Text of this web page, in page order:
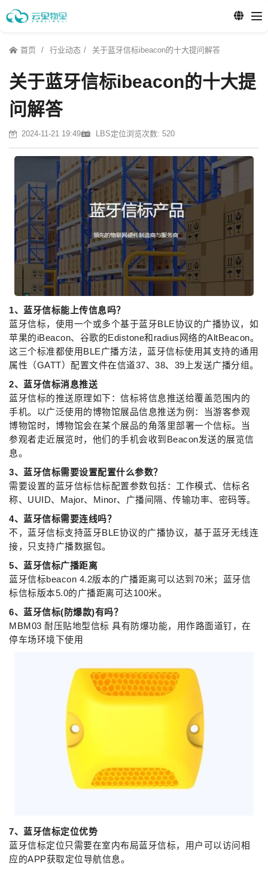
首页 行业动态 关于蓝牙信标ibeacon的十大提问解答
关于蓝牙信标ibeacon的十大提
问解答
2024-11-21 19:49 LBS定位浏览次数: 520
1、蓝牙信标能上传信息吗？
蓝牙信标，使用一个或多个基于蓝牙BLE协议的广播协议，如
苹果的iBeacon、谷歌的Edistone和radius网络的AltBeacon。
这三个标准都使用BLE广播方法，蓝牙信标使用其支持的通用
属性（GATT）配置文件在信道37、38、39上发送广播分组。
2、蓝牙信标消息推送
蓝牙信标的推送原理如下：信标将信息推送给覆盖范围内的
手机。以广泛使用的博物馆展品信息推送为例：当游客参观
博物馆时，博物馆会在某个展品的角落里部署一个信标。当
参观者走近展览时，他们的手机会收到Beacon发送的展览信
息。
3、蓝牙信标需要设置配置什么参数？
需要设置的蓝牙信标信标配置参数包括：工作模式、信标名
称、UUID、Major、Minor、广播间隔、传输功率、密码等。
4、蓝牙信标需要连线吗？
不，蓝牙信标支持蓝牙BLE协议的广播协议，基于蓝牙无线连
接，只支持广播数据包。
5、蓝牙信标广播距离
蓝牙信标beacon 4.2版本的广播距离可以达到70米；蓝牙信
标信标版本5.0的广播距离可达100米。
6、蓝牙信标(防爆款)有吗？
MBM03 耐压贴地型信标 具有防爆功能，用作路面道钉，在
停车场环境下使用
7、蓝牙信标定位优势
蓝牙信标定位只需要在室内布局蓝牙信标，用户可以访问相
应的APP获取定位导航信息。